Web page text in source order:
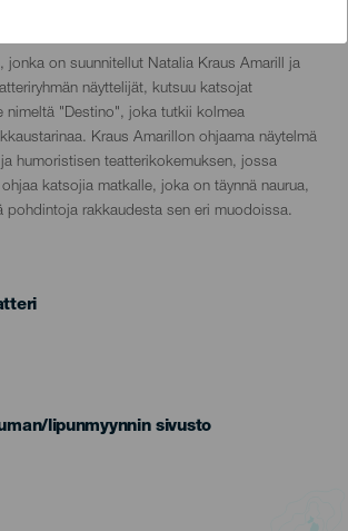
jonka on suunnitellut Natalia Kraus Amarill ja
näyttelijät, kutsuu katsojat
nimeltä "Destino", joka tutkii kolmea
Kraus Amarillon ohjaama näytelmä
humoristisen teatterikokemuksen, jossa
katsojia matkalle, joka on täynnä naurua,
pohdintoja rakkaudesta sen eri muodoissa.
lipunmyynnin sivusto